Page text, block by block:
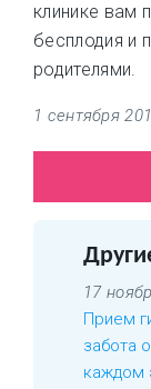
клинике вам
бесплодия и
родителями.
1 сентября
17
Прием
забота
каждом